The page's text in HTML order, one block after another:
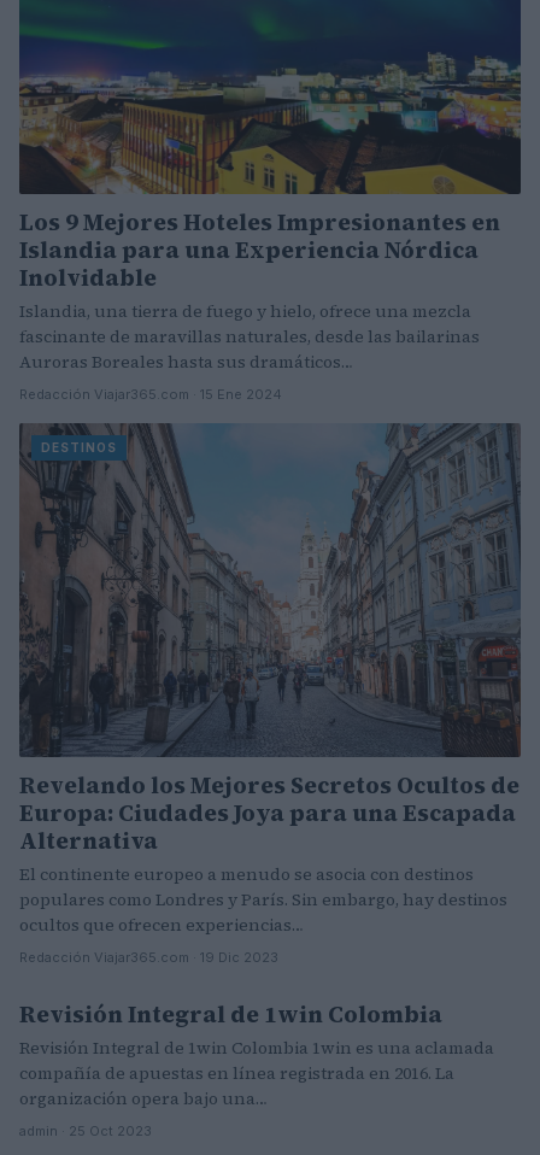
Los 9 Mejores Hoteles Impresionantes en
Islandia para una Experiencia Nórdica
Inolvidable
Islandia, una tierra de fuego y hielo, ofrece una mezcla
fascinante de maravillas naturales, desde las bailarinas
Auroras Boreales hasta sus dramáticos…
Redacción Viajar365.com · 15 Ene 2024
DESTINOS
Revelando los Mejores Secretos Ocultos de
Europa: Ciudades Joya para una Escapada
Alternativa
El continente europeo a menudo se asocia con destinos
populares como Londres y París. Sin embargo, hay destinos
ocultos que ofrecen experiencias…
Redacción Viajar365.com · 19 Dic 2023
MUNDO
Revisión Integral de 1win Colombia
Revisión Integral de 1win Colombia 1win es una aclamada
compañía de apuestas en línea registrada en 2016. La
organización opera bajo una…
admin · 25 Oct 2023